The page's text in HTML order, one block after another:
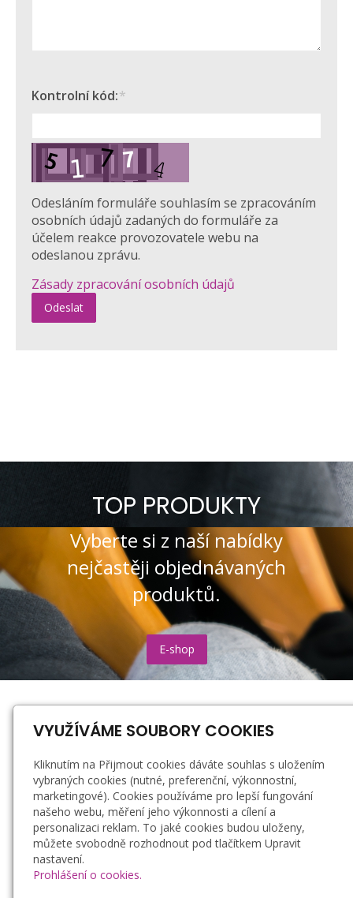
*
Kontrolní kód:
Odesláním formuláře souhlasím se zpracováním
osobních údajů zadaných do formuláře za
účelem reakce provozovatele webu na
odeslanou zprávu.
Zásady zpracování osobních údajů
TOP PRODUKTY
Vyberte si z naší nabídky
nejčastěji objednávaných
produktů.
E-shop
Hynek Rychlík
+420 777 600 528
info@potisktextilu.cz
Doprava a platba
Zásady zpracování osobních údajů
VYUŽÍVÁME SOUBORY COOKIES
Kliknutím na Přijmout cookies dáváte souhlas s uložením
vybraných cookies (nutné, preferenční, výkonnostní,
marketingové). Cookies používáme pro lepší fungování
našeho webu, měření jeho výkonnosti a cílení a
personalizaci reklam. To jaké cookies budou uloženy,
můžete svobodně rozhodnout pod tlačítkem Upravit
nastavení.
Prohlášení o cookies.